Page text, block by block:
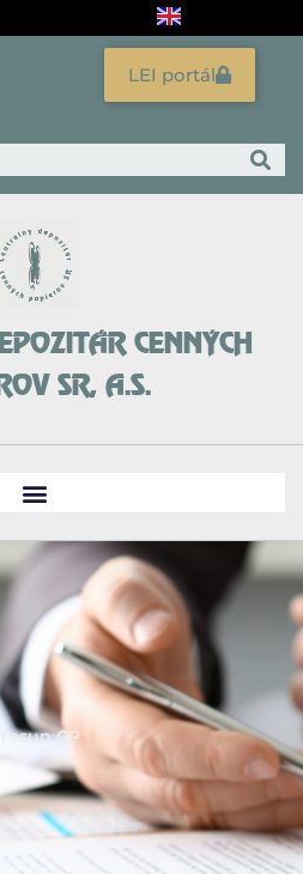
LEI portál
CENNÝCH
SR, A.S.
Presun CP